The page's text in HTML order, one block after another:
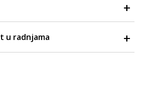
u radnjama